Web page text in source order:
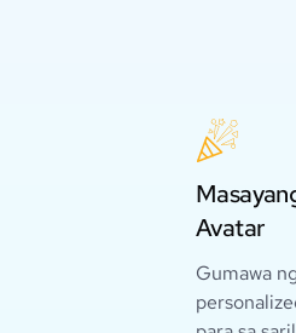
Avatar
Gumawa